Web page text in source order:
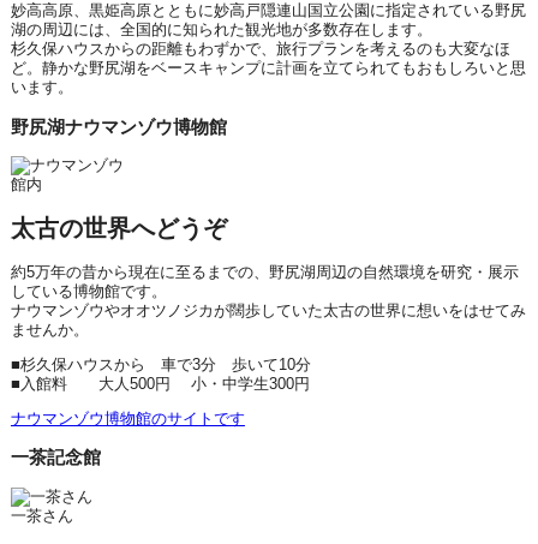
妙高高原、黒姫高原とともに妙高戸隠連山国立公園に指定されている野尻
湖の周辺には、全国的に知られた観光地が多数存在します。
杉久保ハウスからの距離もわずかで、旅行プランを考えるのも大変なほ
ど。静かな野尻湖をベースキャンプに計画を立てられてもおもしろいと思
います。
野尻湖ナウマンゾウ博物館
館内
太古の世界へどうぞ
約5万年の昔から現在に至るまでの、野尻湖周辺の自然環境を研究・展示
している博物館です。
ナウマンゾウやオオツノジカが闊歩していた太古の世界に想いをはせてみ
ませんか。
■杉久保ハウスから 車で3分 歩いて10分
■入館料 大人500円 小・中学生300円
ナウマンゾウ博物館のサイトです
一茶記念館
一茶さん